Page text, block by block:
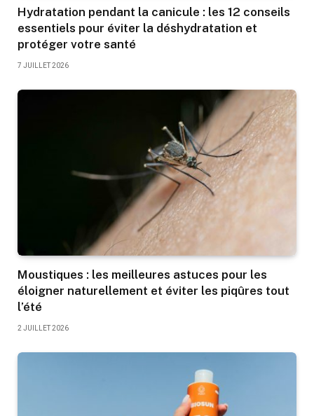
Hydratation pendant la canicule : les 12 conseils
essentiels pour éviter la déshydratation et
protéger votre santé
7 JUILLET 2026
Moustiques : les meilleures astuces pour les
éloigner naturellement et éviter les piqûres tout
l’été
2 JUILLET 2026